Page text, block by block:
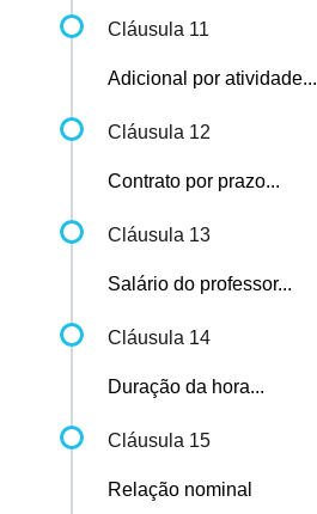
Cláusula 11
Adicional por atividade...
Cláusula 12
Contrato por prazo...
Cláusula 13
Salário do professor...
Cláusula 14
Duração da hora...
Cláusula 15
Relação nominal